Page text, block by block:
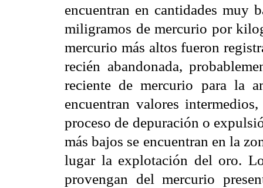
encuentran en cantidades muy
miligramos de mercurio por
mercurio más altos fueron
recién abandonada,
reciente de mercurio para la
encuentran valores
proceso de depuración o
más bajos se encuentran en la
lugar la explotación del oro.
provengan del mercurio